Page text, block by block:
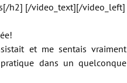
h2] [/video_text][/video_left]
et me sentais vraiment
dans un quelconque